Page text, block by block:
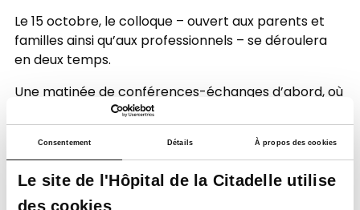
Consentement Détails À propos des cookies
Le site de l'Hôpital de la Citadelle utilise
des cookies
Le 15 octobre, le colloque – ouvert aux parents et
familles ainsi qu’aux professionnels – se déroulera
en deux temps.
Une matinée de conférences-échanges d’abord, où
plusieurs médecins et soignants prendront la parole
autour de thèmes touchant à la prise en charge de
ces situations (comment accompagner le délai
entre l’annonce du diagnostic et l’accouchement ?
Comment aborder le deuil avec la fratrie ou le